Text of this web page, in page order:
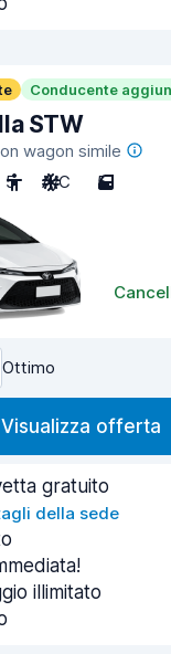
Conducente
STW
wagon simile
5 A/C 5
Ottimo
Visualizza offerta
gratuito
della sede
illimitato